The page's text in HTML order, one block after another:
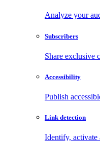
Analyze your
Subscribers
Share exclusive
Accessibility
Publish
Link detection
Identify,